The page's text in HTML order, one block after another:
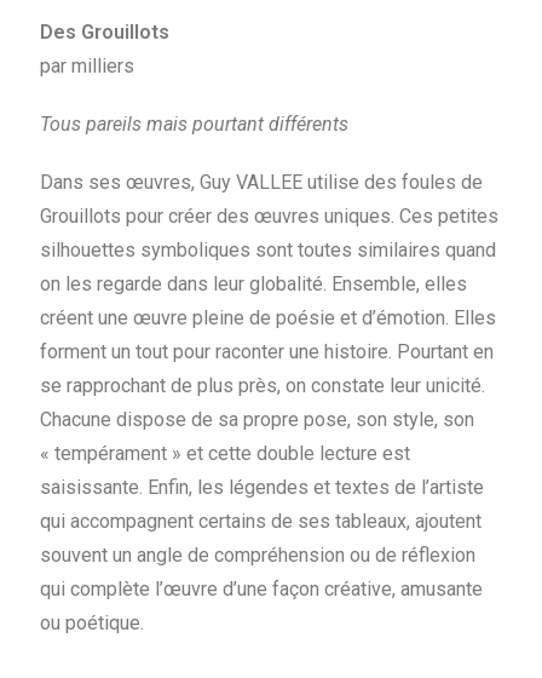
Des Grouillots
par milliers
Tous pareils mais pourtant différents
Dans ses œuvres, Guy VALLEE utilise des foules de
Grouillots pour créer des œuvres uniques. Ces petites
silhouettes symboliques sont toutes similaires quand
on les regarde dans leur globalité. Ensemble, elles
créent une œuvre pleine de poésie et d’émotion. Elles
forment un tout pour raconter une histoire. Pourtant en
se rapprochant de plus près, on constate leur unicité.
Chacune dispose de sa propre pose, son style, son
« tempérament » et cette double lecture est
saisissante. Enfin, les légendes et textes de l’artiste
qui accompagnent certains de ses tableaux, ajoutent
souvent un angle de compréhension ou de réflexion
qui complète l’œuvre d’une façon créative, amusante
ou poétique.